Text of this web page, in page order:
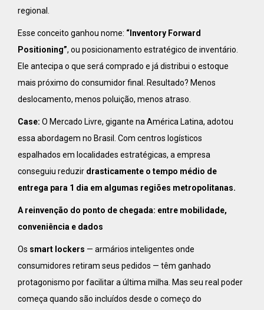
regional.
Esse conceito ganhou nome: “Inventory Forward
Positioning”, ou posicionamento estratégico de inventário.
Ele antecipa o que será comprado e já distribui o estoque
mais próximo do consumidor final. Resultado? Menos
deslocamento, menos poluição, menos atraso.
Case: O Mercado Livre, gigante na América Latina, adotou
essa abordagem no Brasil. Com centros logísticos
espalhados em localidades estratégicas, a empresa
conseguiu reduzir drasticamente o tempo médio de
entrega para 1 dia em algumas regiões metropolitanas.
A reinvenção do ponto de chegada: entre mobilidade,
conveniência e dados
Os smart lockers — armários inteligentes onde
consumidores retiram seus pedidos — têm ganhado
protagonismo por facilitar a última milha. Mas seu real poder
começa quando são incluídos desde o começo do